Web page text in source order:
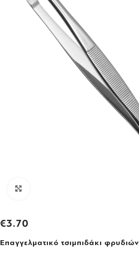
€3.70
Επαγγελματικό τσιμπιδάκι φρυδιών